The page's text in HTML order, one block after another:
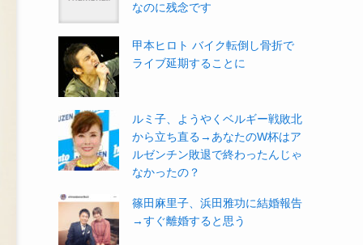
なのに残念です
甲本ヒロト バイク転倒し骨折で
ライブ延期することに
ルミ子、ようやくベルギー戦敗北
から立ち直る→あなたのW杯はア
ルゼンチン敗退で終わったんじゃ
なかったの？
篠田麻里子、浜田雅功に結婚報告
→すぐ離婚すると思う